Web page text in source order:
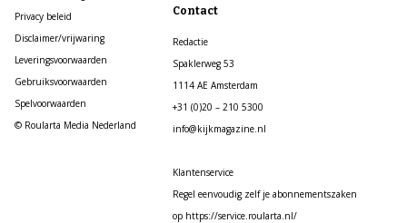
Privacy beleid
Disclaimer/vrijwaring
Leveringsvoorwaarden
Gebruiksvoorwaarden
Spelvoorwaarden
© Roularta Media Nederland
Contact
Redactie
Spaklerweg 53
1114 AE Amsterdam
+31 (0)20 – 210 5300
info@kijkmagazine.nl
Klantenservice
Regel eenvoudig zelf je abonnementszaken
op https://service.roularta.nl/